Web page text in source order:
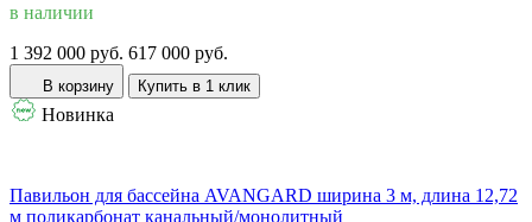
в наличии
1 392 000 руб. 617 000 руб.
В корзину Купить в 1 клик
Новинка
Павильон для бассейна AVANGARD ширина 3 м, длина 12,72
м поликарбонат канальный/монолитный